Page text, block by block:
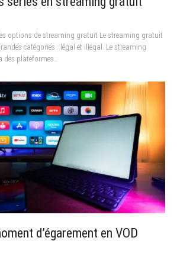
options de streaming gratuit Le streaming gratuit
catégories : légal et illégal. Le streaming
des plateformes…
d’égarement en VOD